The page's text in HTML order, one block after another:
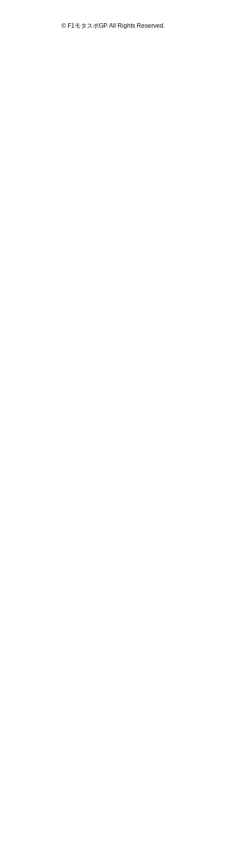
© F1モタスポGP. All Rights Reserved.